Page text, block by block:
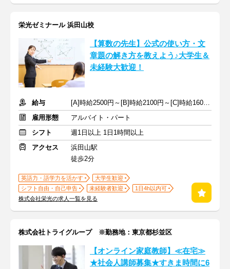
栄光ゼミナール 浜田山校
【算数の先生】公式の使い方・文
章題の解き方を教えよう♪大学生＆
未経験大歓迎！
給与
[A]時給2500円～[B]時給2100円～[C]時給1600円～ ※生徒数による
雇用形態
アルバイト・パート
シフト
週1日以上 1日1時間以上
アクセス
浜田山駅
徒歩2分
英語力・語学力を活かす
大学生歓迎
シフト自由・自己申告
未経験者歓迎
1日4h以内可
株式会社栄光の求人一覧を見る
株式会社トライグループ ※勤務地：東京都杉並区
【オンライン家庭教師】≪在宅≫
★社会人講師募集★すきま時間に6